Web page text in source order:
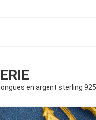
en argent sterling 925